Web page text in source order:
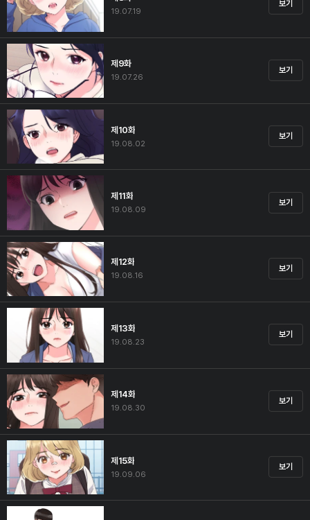
19.07.19
보기
제9화
19.07.26
보기
제10화
19.08.02
보기
제11화
19.08.09
보기
제12화
19.08.16
보기
제13화
19.08.23
보기
제14화
19.08.30
보기
제15화
19.09.06
보기